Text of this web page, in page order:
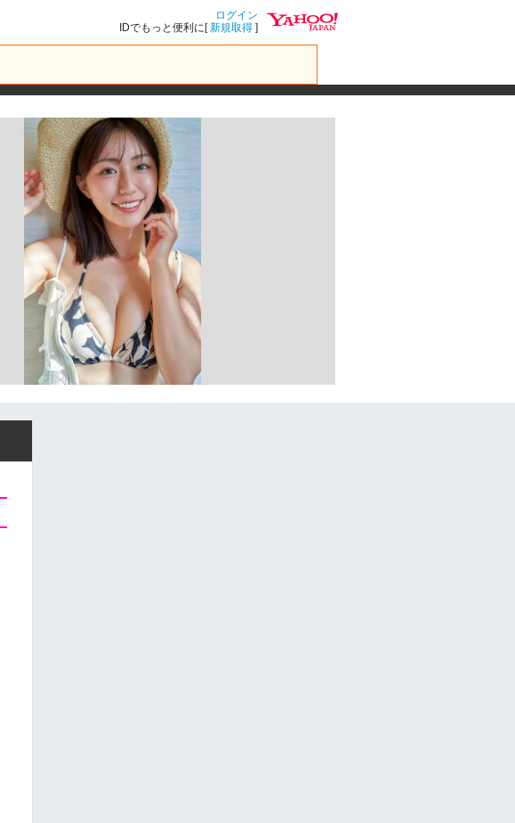
ログイン
IDでもっと便利に[新規取得 ]